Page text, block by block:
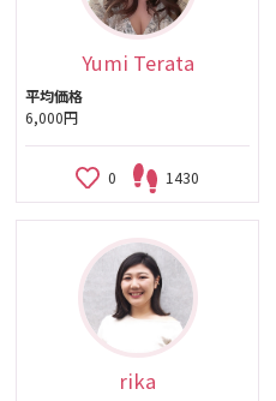
Yumi Terata
平均価格
6,000円
0 1430
rika